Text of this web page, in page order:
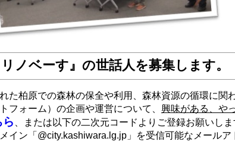
リノベーす』の世話人を募集します。
た柏原での森林の保全や利用、森林資源の循環に関
フォーム）の企画や運営について、 興味がある、や
ら
、または以下の二次元コードよりご登録お願いし
イン「@city.kashiwara.lg.jp」を受信可能なメール